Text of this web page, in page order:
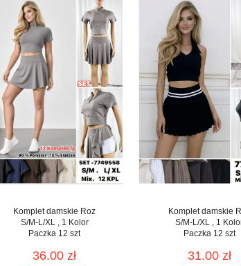
Komplet damskie Roz
S/M-L/XL , 1 Kolor
Paczka 12 szt
36.00 zł
Komplet damskie
S/M-L/XL , 1
Paczka 12 szt
31.00 zł